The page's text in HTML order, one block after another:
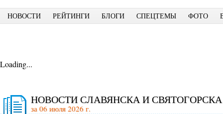
НОВОСТИ РЕЙТИНГИ БЛОГИ СПЕЦТЕМЫ ФОТО
Loading...
НОВОСТИ СЛАВЯНСКА И СВЯТОГОРСКА
за 06 июля 2026 г.